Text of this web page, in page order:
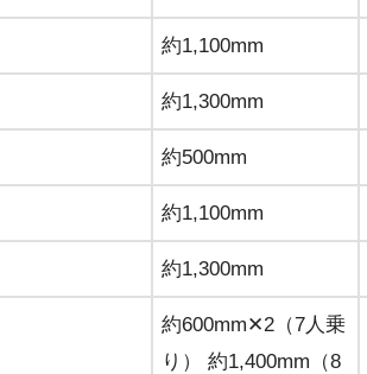
約1,100mm
約1,300mm
約500mm
約1,100mm
約1,300mm
約600mm✕2（7人乗
り） 約1,400mm（8